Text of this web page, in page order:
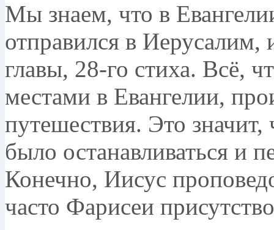
Мы знаем, что в
отправился в
главы, 28-го стиха. Всё,
местами в Евангелии,
путешествия. Это
было останавливаться и
Конечно, Иисус
часто Фарисеи